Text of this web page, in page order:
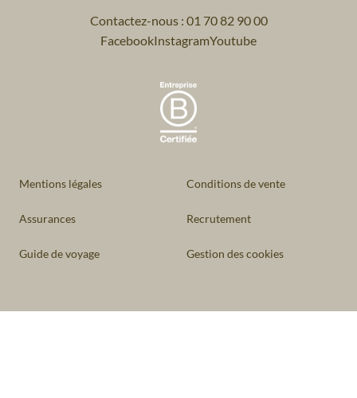
Contactez-nous : 01 70 82 90 00
FacebookInstagramYoutube
Mentions légales Conditions de vente
Assurances Recrutement
Guide de voyage Gestion des cookies